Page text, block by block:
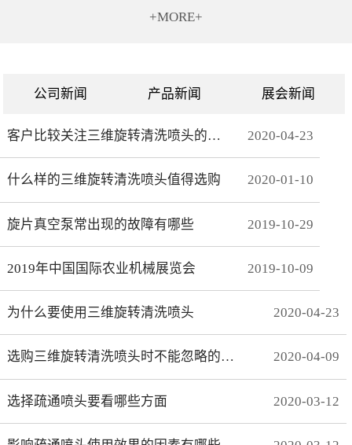
+MORE+
公司新闻 产品新闻 展会新闻
客户比较关注三维旋转清洗喷头的哪些方面 2020-04-23
什么样的三维旋转清洗喷头值得选购 2020-01-10
旋片真空泵常出现的故障有哪些 2019-10-29
2019年中国国际农业机械展览会 2019-10-09
为什么要使用三维旋转清洗喷头 2020-04-23
选购三维旋转清洗喷头时不能忽略的事项有哪些 2020-04-09
选择疏通喷头要看哪些方面 2020-03-12